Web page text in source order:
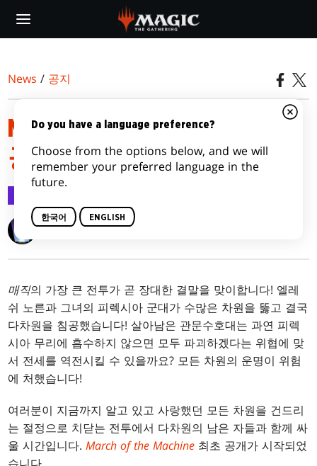
main
News / 공지
MARCH OF THE MACHINE 최초
공개
Wizards of the Coast
매직의 가장 큰 전투가 곧 장대한 결말을 맞이합니다! 엘레
쉬 노른과 그녀의 피렉시아 군대가 수많은 차원을 뚫고 결국
다차원을 침공했습니다! 살아남은 관문수호대는 과연 피렉
시아 무리에 흡수하지 않으면 모두 파괴하겠다는 위협에 맞
서 전세를 역전시킬 수 있을까요? 모든 차원의 운명이 위험
에 처했습니다!
여러분이 지금까지 알고 있고 사랑했던 모든 차원을 건드리
는 절정으로 치닫는 전투에서 다차원의 남은 자들과 함께 싸
울 시간입니다.March of the Machine 최초 공개가 시작되었
Do you have a language preference?
Choose from the options below, and we will
remember your preferred language in the
future.
한국어 ENGLISH